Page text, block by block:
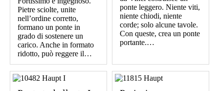
Pietre sciolte, unite
nell’ordine corretto,
formano un ponte in
grado di sostenere un
carico. Anche in formato
ridotto, può reggere il…
ponte leggero. Niente viti,
niente chiodi, niente
corde; solo alcune tavole.
Con queste, crea un ponte
portante.…